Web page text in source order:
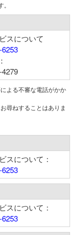
スについて
よる不審な電話がかか
尋ねすることはありま
スについて：
スについて：